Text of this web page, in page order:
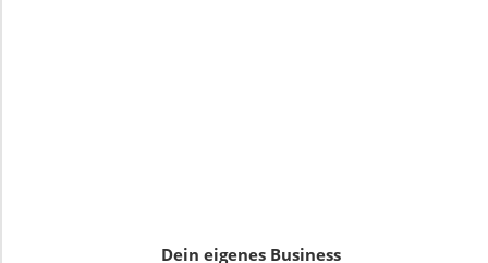
Dein eigenes Business